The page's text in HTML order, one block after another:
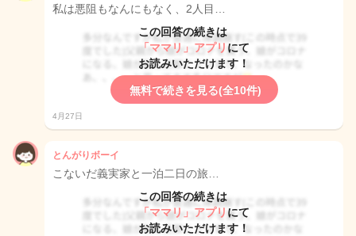
私は悪阻もなんにもなく、2人目…
この回答の続きは
「ママリ」アプリ にて
お読みいただけます！
無料で続きを見る(全10件)
4月27日
とんがりボーイ
こないだ義実家と一泊二日の旅…
この回答の続きは
「ママリ」アプリ にて
お読みいただけます！